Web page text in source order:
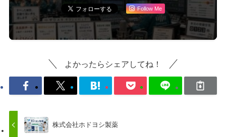
Follow Me
よかったらシェアしてね！
株式会社ホドヨシ製薬